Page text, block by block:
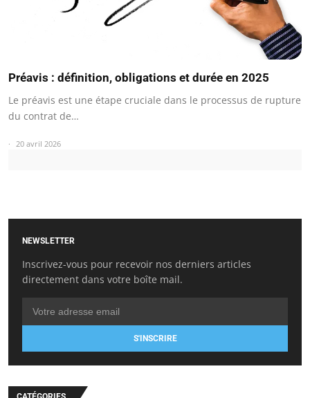
Préavis : définition, obligations et durée en 2025
Le préavis est une étape cruciale dans le processus de rupture
du contrat de…
20 avril 2026
NEWSLETTER
Inscrivez-vous pour recevoir nos derniers articles
directement dans votre boîte mail.
S'INSCRIRE